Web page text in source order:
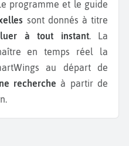
Le programme et le guide
sont donnés à titre
à tout instant. La
en temps réel la
au départ de
recherche à partir de